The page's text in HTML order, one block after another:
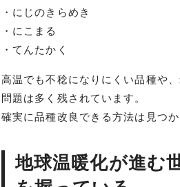
・にじのきらめき
・にこまる
・てんたかく
高温でも不稔になりにくい品種や
問題は多く残されています。
確実に品種改良できる方法は見つ
地球温暖化が進む